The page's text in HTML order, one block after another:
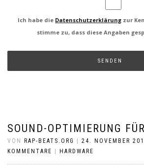
Ich habe die Datenschutzerklärung zur
stimme zu, dass diese Angaben
SOUND-OPTIMIERUNG
VON RAP-BEATS.ORG 24. NOVEMBER
KOMMENTARE
HARDWARE